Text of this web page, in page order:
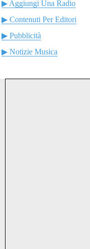
▶ Aggiungi Una Radio
▶ Contenuti Per Editori
▶ Pubblicità
▶ Notizie Musica